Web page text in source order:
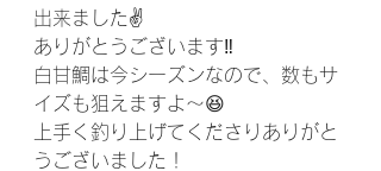
出来ました✌️
ありがとうございます‼️
白甘鯛は今シーズンなので、数もサ
イズも狙えますよ〜😆
上手く釣り上げてくださりありがと
うございました！